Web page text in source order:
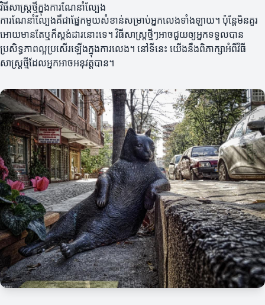
វិធីសាស្ត្រថ្មីក្នុងការណែនាំល្បែង
ការណែនាំល្បែងគឺជាផ្នែកមួយសំខាន់សម្រាប់អ្នកលេងទាំងឡាយ។ ប៉ុន្តែមិនគួរ
អោយមានតែឬក៏ស្តង់ដារនោះទេ។ វិធីសាស្រ្តថ្មីៗអាចជួយឲ្យអ្នកទទួលបាន
ប្រសិទ្ធភាពល្អប្រសើរឡើងក្នុងការលេង។ នៅទីនេះ យើងនឹងពិភាក្សាអំពីវិធី
សាស្ត្រថ្មីដែលអ្នកអាចអនុវត្តបាន។